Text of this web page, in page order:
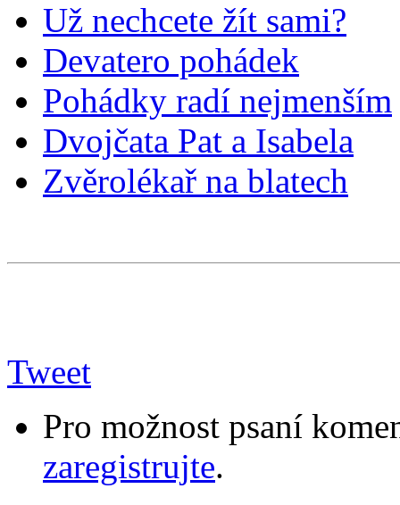
Už nechcete žít sami?
Devatero pohádek
Pohádky radí nejmenším
Dvojčata Pat a Isabela
Zvěrolékař na blatech
Tweet
Pro možnost psaní
zaregistrujte.